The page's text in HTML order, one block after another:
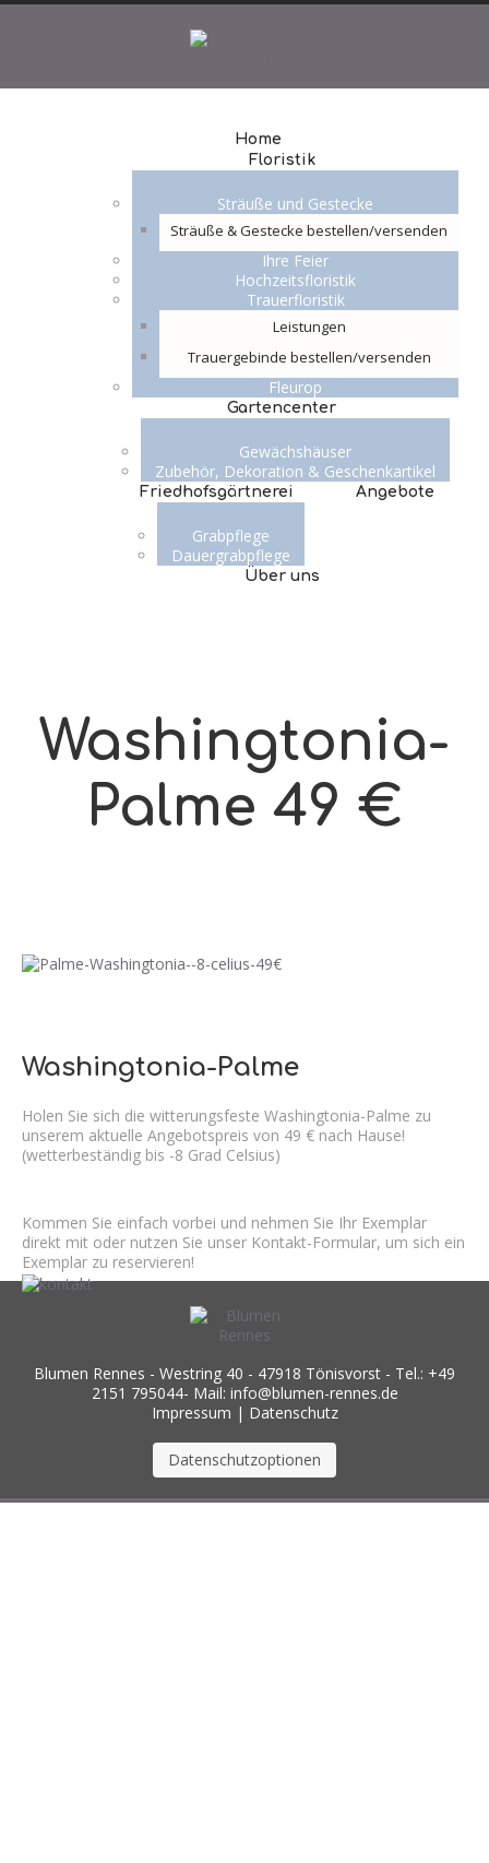
Home
Floristik
Sträuße und Gestecke
Sträuße & Gestecke bestellen/versenden
Ihre Feier
Hochzeitsfloristik
Trauerfloristik
Leistungen
Trauergebinde bestellen/versenden
Fleurop
Gartencenter
Gewächshäuser
Zubehör, Dekoration & Geschenkartikel
Friedhofsgärtnerei
Grabpflege
Dauergrabpflege
Angebote
Über uns
Washingtonia-
Palme 49 €
Washingtonia-Palme
Holen Sie sich die witterungsfeste Washingtonia-Palme zu
unserem aktuelle Angebotspreis von 49 € nach Hause!
(wetterbeständig bis -8 Grad Celsius)
Kommen Sie einfach vorbei und nehmen Sie Ihr Exemplar
direkt mit oder nutzen Sie unser Kontakt-Formular, um sich ein
Exemplar zu reservieren!
Blumen Rennes - Westring 40 - 47918 Tönisvorst - Tel.: +49
2151 795044- Mail: info@blumen-rennes.de
Impressum | Datenschutz
Datenschutzoptionen